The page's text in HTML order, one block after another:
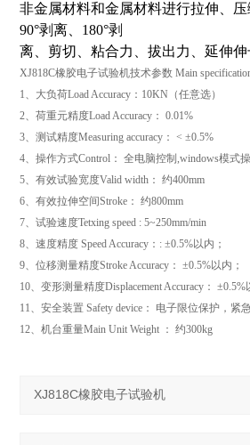
非金属材料和金属材料进行拉伸、压
90°剥离、180°剥
离、剪切、粘合力、拔出力、延伸伸
XJ818C橡胶电子试验机技术参数 Main
1、大负荷Load Accuracy：10KN（任意选）
2、荷重元精度Load Accuracy： 0.01%
3、测试精度Measuring accuracy： < ±0.5%
4、操作方式Control： 全电脑控制,windows模式
5、有效试验宽度Valid width： 约400mm
6、有效拉伸空间Stroke： 约800mm
7、试验速度Tetxing speed : 5~250mm/min
8、速度精度 Speed Accuracy：: ±0.5%以内；
9、位移测量精度Stroke Accuracy： ±0.5%以内；
10、变形测量精度Displacement Accuracy： ±0.5%
11、安全装置 Safety device： 电子限位保护，紧
12、机台重量Main Unit Weight ： 约300kg